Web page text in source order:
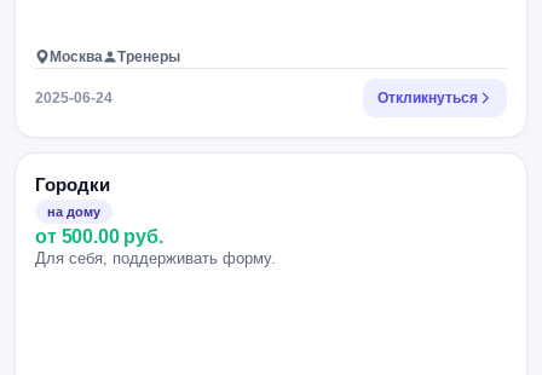
Москва Тренеры
2025-06-24 Откликнуться
Городки
на дому
от 500.00 руб.
Для себя, поддерживать форму.